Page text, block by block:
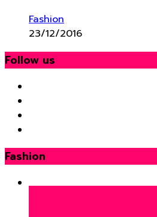
Fashion
23/12/2016
Follow us
Fashion